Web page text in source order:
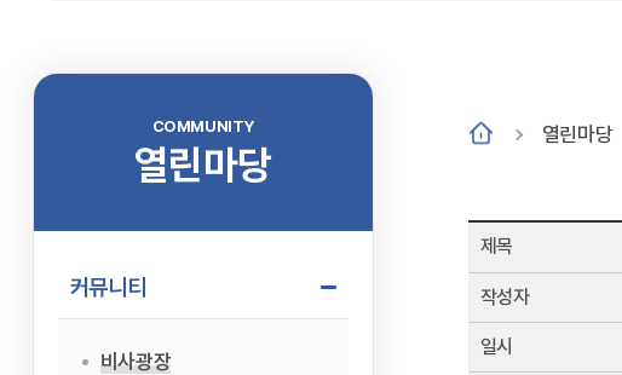
COMMUNITY
열린마당
커뮤니티
비사광장
열린마당
제목
작성자
일시